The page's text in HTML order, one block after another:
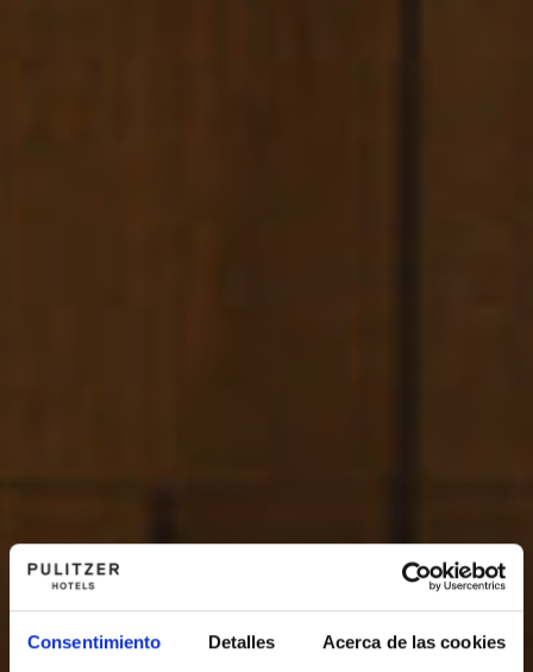
Consentimiento Detalles Acerca de las cookies